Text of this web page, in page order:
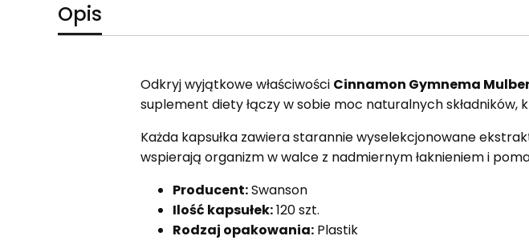
Opis
Odkryj wyjątkowe właściwości Cinnamon Gymnema
suplement diety łączy w sobie moc naturalnych składników,
Każda kapsułka zawiera starannie wyselekcjonowane
wspierają organizm w walce z nadmiernym łaknieniem i
Producent:Swanson
Ilość kapsułek:120 szt.
Rodzaj opakowania:Plastik